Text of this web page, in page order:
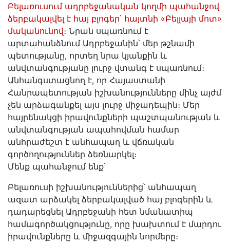
Բելառուսում ադրբեջանական կողմի պահանջով
ձերբակալվել է հայ բլոգեր՝ հայտնի «Բելլայի մոտ»
մականունով։ Նրան սպառնում է
արտահանձնում Ադրբեջանին՝ մեր թշնամի
պետությանը, որտեղ նրա կյանքին և
անվտանգությանը լուրջ վտանգ է սպառնում։
Անհանգստացնող է, որ Հայաստանի
Հանրապետության իշխանությունները մինչ այժմ
չեն արձագանքել այս լուրջ միջադեպին։ Մեր
հայրենակցի իրավունքների պաշտպանության և
անվտանգության ապահովման համար
անհրաժեշտ է անհապաղ և վճռական
գործողություններ ձեռնարկել։
Մենք պահանջում ենք՝
Բելառուսի իշխանություններից՝ անհապաղ
ազատ արձակել ձերբակալված հայ բլոգերին և
դադարեցնել Ադրբեջանի հետ նմանատիպ
համագործակցությունը, որը խախտում է մարդու
իրավունքները և միջազգային նորմերը։